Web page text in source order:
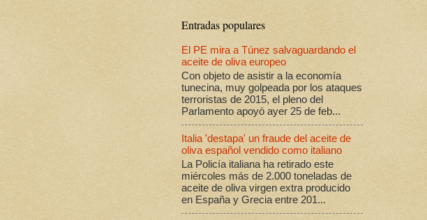
Entradas populares
El PE mira a Túnez salvaguardando el
aceite de oliva europeo
Con objeto de asistir a la economía
tunecina, muy golpeada por los ataques
terroristas de 2015, el pleno del
Parlamento apoyó ayer 25 de feb...
Italia 'destapa' un fraude del aceite de
oliva español vendido como italiano
La Policía italiana ha retirado este
miércoles más de 2.000 toneladas de
aceite de oliva virgen extra producido
en España y Grecia entre 201...